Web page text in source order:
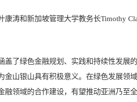
康涛和新加坡管理大学教务长Timothy
盖了绿色金融规划、实践和持续性发展
金山银山具有积极意义。在绿色发展领
融领域的合作建设，有望推动亚洲乃至